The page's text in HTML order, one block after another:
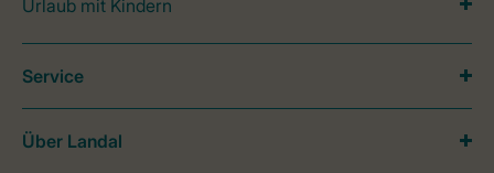
Urlaub mit Kindern
Service
Über Landal